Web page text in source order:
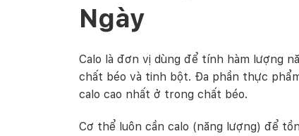
Ngày
Calo là đơn vị dùng để tính hàm lượng
chất béo và tinh bột. Đa phần thực
calo cao nhất ở trong chất béo.
Cơ thể luôn cần calo (năng lượng) để